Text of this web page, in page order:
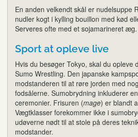
En anden velkendt skål er nudelsuppe
nudler kogt i kylling bouillon med kød
Serveres ofte med et sojamarineret æg.
Sport at opleve live
Hvis du besøger Tokyo, skal du opleve
Sumo Wrestling. Den japanske
modstanderen til at røre jorden med
fodsålerne. Sumobrydning inkluderer
ceremonier. Frisuren (mage) er blandt
Vægtklasser forekommer ikke i
udøverne nødt til at stole på deres
modstander.